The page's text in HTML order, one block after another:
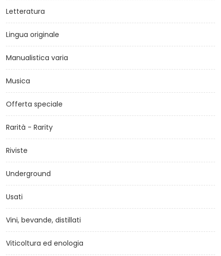
Letteratura
Lingua originale
Manualistica varia
Musica
Offerta speciale
Rarità - Rarity
Riviste
Underground
Usati
Vini, bevande, distillati
Viticoltura ed enologia